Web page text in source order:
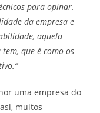
para opinar.
da empresa e
aquela
que é como os
uma empresa do
muitos